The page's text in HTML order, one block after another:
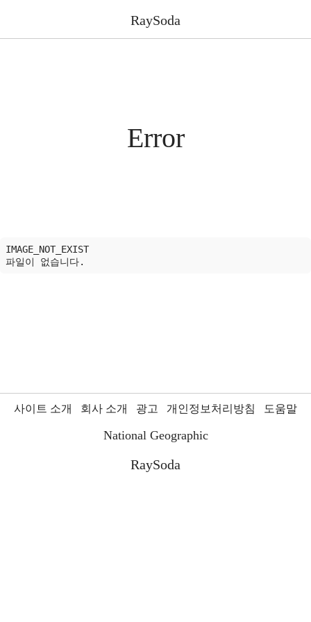
RaySoda
Error
IMAGE_NOT_EXIST
사이트 소개 회사 소개 광고 개인정보처리방침 도움말
National Geographic
RaySoda